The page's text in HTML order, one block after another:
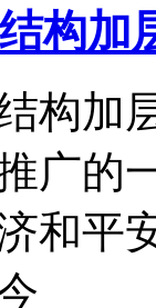
构加
构加
广的
和平